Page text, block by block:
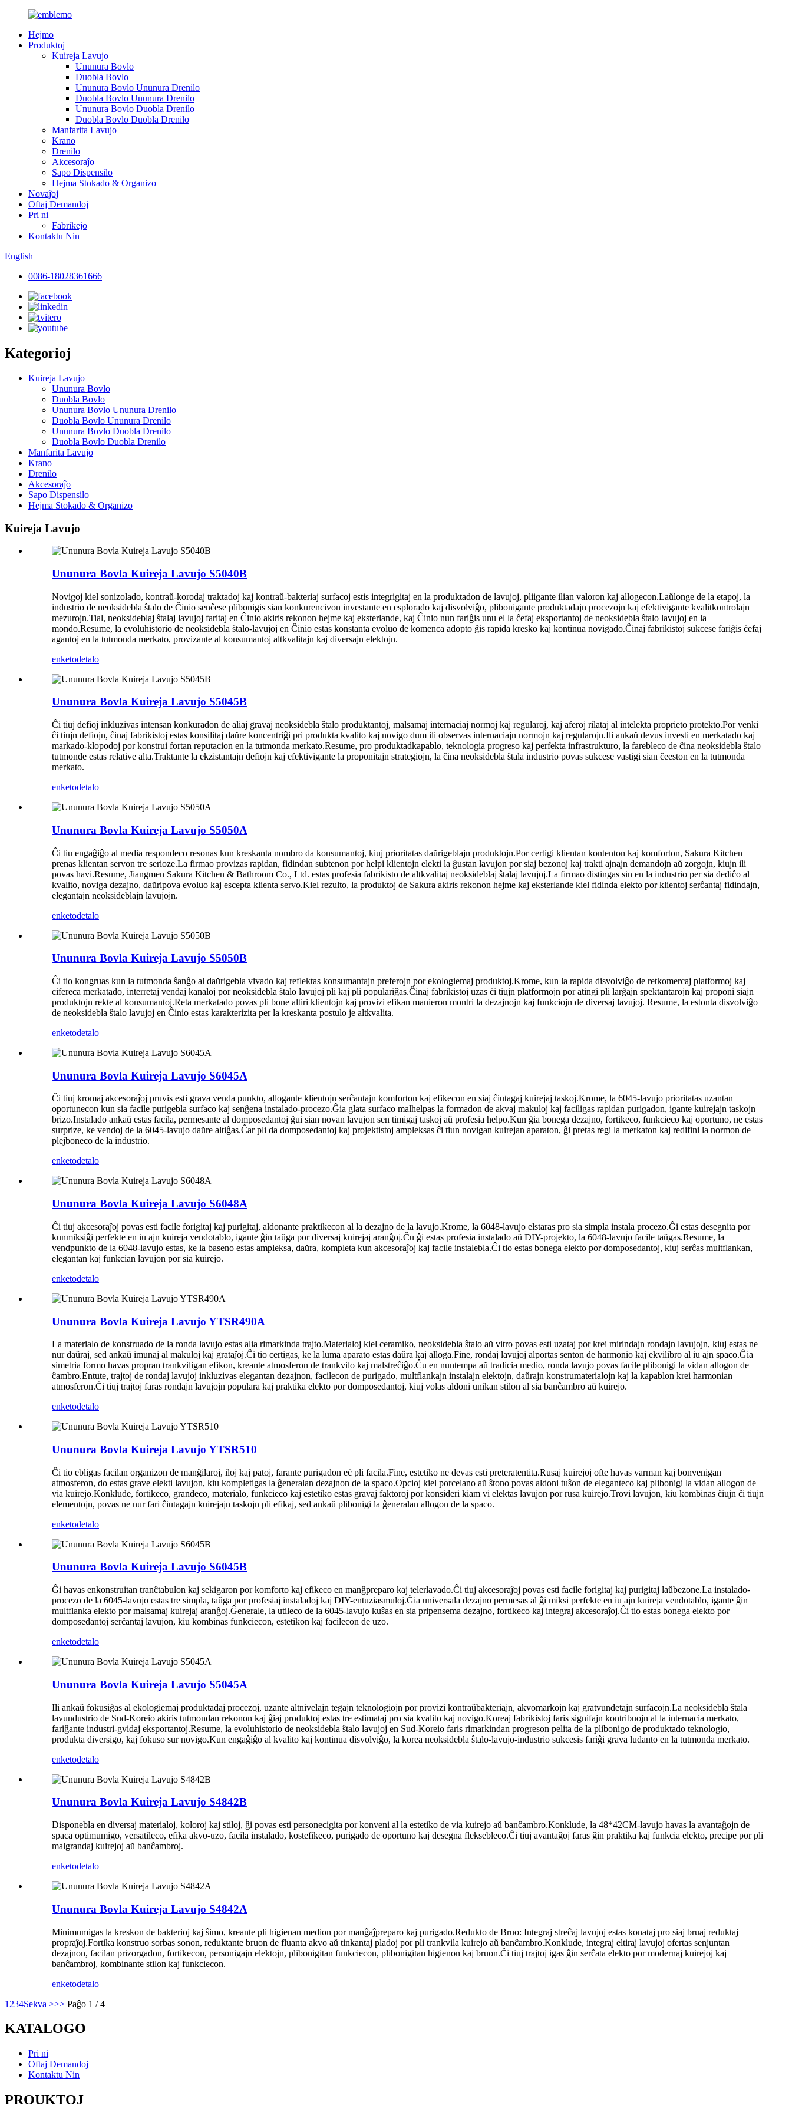
Hejmo
Produktoj
Kuireja Lavujo
Ununura Bovlo
Duobla Bovlo
Ununura Bovlo Ununura Drenilo
Duobla Bovlo Ununura Drenilo
Ununura Bovlo Duobla Drenilo
Duobla Bovlo Duobla Drenilo
Manfarita Lavujo
Krano
Drenilo
Akcesoraĵo
Sapo Dispensilo
Hejma Stokado & Organizo
Novaĵoj
Oftaj Demandoj
Pri ni
Fabrikejo
Kontaktu Nin
English
0086-18028361666
Kategorioj
Kuireja Lavujo
Ununura Bovlo
Duobla Bovlo
Ununura Bovlo Ununura Drenilo
Duobla Bovlo Ununura Drenilo
Ununura Bovlo Duobla Drenilo
Duobla Bovlo Duobla Drenilo
Manfarita Lavujo
Krano
Drenilo
Akcesoraĵo
Sapo Dispensilo
Hejma Stokado & Organizo
Kuireja Lavujo
Ununura Bovla Kuireja Lavujo S5040B
Novigoj kiel sonizolado, kontraŭ-korodaj traktadoj kaj kontraŭ-bakteriaj surfacoj estis integrigitaj en la produktadon de lavujoj, pliigante ilian valoron kaj allogecon.Laŭlonge de la etapoj, la
industrio de neoksidebla ŝtalo de Ĉinio senĉese plibonigis sian konkurencivon investante en esplorado kaj disvolviĝo, plibonigante produktadajn procezojn kaj efektivigante kvalitkontrolajn
mezurojn.Tial, neoksideblaj ŝtalaj lavujoj faritaj en Ĉinio akiris rekonon hejme kaj eksterlande, kaj Ĉinio nun fariĝis unu el la ĉefaj eksportantoj de neoksidebla ŝtalo lavujoj en la
mondo.Resume, la evoluhistorio de neoksidebla ŝtalo-lavujoj en Ĉinio estas konstanta evoluo de komenca adopto ĝis rapida kresko kaj kontinua novigado.Ĉinaj fabrikistoj sukcese fariĝis ĉefaj
agantoj en la tutmonda merkato, provizante al konsumantoj altkvalitajn kaj diversajn elektojn.
enketodetalo
Ununura Bovla Kuireja Lavujo S5045B
Ĉi tiuj defioj inkluzivas intensan konkuradon de aliaj gravaj neoksidebla ŝtalo produktantoj, malsamaj internaciaj normoj kaj regularoj, kaj aferoj rilataj al intelekta proprieto protekto.Por venki
ĉi tiujn defiojn, ĉinaj fabrikistoj estas konsilitaj daŭre koncentriĝi pri produkta kvalito kaj novigo dum ili observas internaciajn normojn kaj regularojn.Ili ankaŭ devus investi en merkatado kaj
markado-klopodoj por konstrui fortan reputacion en la tutmonda merkato.Resume, pro produktadkapablo, teknologia progreso kaj perfekta infrastrukturo, la farebleco de ĉina neoksidebla ŝtalo
tutmonde estas relative alta.Traktante la ekzistantajn defiojn kaj efektivigante la proponitajn strategiojn, la ĉina neoksidebla ŝtala industrio povas sukcese vastigi sian ĉeeston en la tutmonda
merkato.
enketodetalo
Ununura Bovla Kuireja Lavujo S5050A
Ĉi tiu engaĝiĝo al media respondeco resonas kun kreskanta nombro da konsumantoj, kiuj prioritatas daŭrigeblajn produktojn.Por certigi klientan kontenton kaj komforton, Sakura Kitchen
prenas klientan servon tre serioze.La firmao provizas rapidan, fidindan subtenon por helpi klientojn elekti la ĝustan lavujon por siaj bezonoj kaj trakti ajnajn demandojn aŭ zorgojn, kiujn ili
povas havi.Resume, Jiangmen Sakura Kitchen & Bathroom Co., Ltd. estas profesia fabrikisto de altkvalitaj neoksideblaj ŝtalaj lavujoj.La firmao distingas sin en la industrio per sia dediĉo al
kvalito, noviga dezajno, daŭripova evoluo kaj escepta klienta servo.Kiel rezulto, la produktoj de Sakura akiris rekonon hejme kaj eksterlande kiel fidinda elekto por klientoj serĉantaj fidindajn,
elegantajn neoksideblajn lavujojn.
enketodetalo
Ununura Bovla Kuireja Lavujo S5050B
Ĉi tio kongruas kun la tutmonda ŝanĝo al daŭrigebla vivado kaj reflektas konsumantajn preferojn por ekologiemaj produktoj.Krome, kun la rapida disvolviĝo de retkomercaj platformoj kaj
cifereca merkatado, interretaj vendaj kanaloj por neoksidebla ŝtalo lavujoj pli kaj pli populariĝas.Ĉinaj fabrikistoj uzas ĉi tiujn platformojn por atingi pli larĝajn spektantarojn kaj proponi siajn
produktojn rekte al konsumantoj.Reta merkatado povas pli bone altiri klientojn kaj provizi efikan manieron montri la dezajnojn kaj funkciojn de diversaj lavujoj. Resume, la estonta disvolviĝo
de neoksidebla ŝtalo lavujoj en Ĉinio estas karakterizita per la kreskanta postulo je altkvalita.
enketodetalo
Ununura Bovla Kuireja Lavujo S6045A
Ĉi tiuj kromaj akcesoraĵoj pruvis esti grava venda punkto, allogante klientojn serĉantajn komforton kaj efikecon en siaj ĉiutagaj kuirejaj taskoj.Krome, la 6045-lavujo prioritatas uzantan
oportunecon kun sia facile purigebla surfaco kaj senĝena instalado-procezo.Ĝia glata surfaco malhelpas la formadon de akvaj makuloj kaj faciligas rapidan purigadon, igante kuirejajn taskojn
brizo.Instalado ankaŭ estas facila, permesante al domposedantoj ĝui sian novan lavujon sen timigaj taskoj aŭ profesia helpo.Kun ĝia bonega dezajno, fortikeco, funkcieco kaj oportuno, ne estas
surprize, ke vendoj de la 6045-lavujo daŭre altiĝas.Ĉar pli da domposedantoj kaj projektistoj ampleksas ĉi tiun novigan kuirejan aparaton, ĝi pretas regi la merkaton kaj redifini la normon de
plejboneco de la industrio.
enketodetalo
Ununura Bovla Kuireja Lavujo S6048A
Ĉi tiuj akcesoraĵoj povas esti facile forigitaj kaj purigitaj, aldonante praktikecon al la dezajno de la lavujo.Krome, la 6048-lavujo elstaras pro sia simpla instala procezo.Ĝi estas desegnita por
kunmiksiĝi perfekte en iu ajn kuireja vendotablo, igante ĝin taŭga por diversaj kuirejaj aranĝoj.Ĉu ĝi estas profesia instalado aŭ DIY-projekto, la 6048-lavujo facile taŭgas.Resume, la
vendpunkto de la 6048-lavujo estas, ke la baseno estas ampleksa, daŭra, kompleta kun akcesoraĵoj kaj facile instalebla.Ĉi tio estas bonega elekto por domposedantoj, kiuj serĉas multflankan,
elegantan kaj funkcian lavujon por sia kuirejo.
enketodetalo
Ununura Bovla Kuireja Lavujo YTSR490A
La materialo de konstruado de la ronda lavujo estas alia rimarkinda trajto.Materialoj kiel ceramiko, neoksidebla ŝtalo aŭ vitro povas esti uzataj por krei mirindajn rondajn lavujojn, kiuj estas ne
nur daŭraj, sed ankaŭ imunaj al makuloj kaj grataĵoj.Ĉi tio certigas, ke la luma aparato estas daŭra kaj alloga.Fine, rondaj lavujoj alportas senton de harmonio kaj ekvilibro al iu ajn spaco.Ĝia
simetria formo havas propran trankviligan efikon, kreante atmosferon de trankvilo kaj malstreĉiĝo.Ĉu en nuntempa aŭ tradicia medio, ronda lavujo povas facile plibonigi la vidan allogon de
ĉambro.Entute, trajtoj de rondaj lavujoj inkluzivas elegantan dezajnon, facilecon de purigado, multflankajn instalajn elektojn, daŭrajn konstrumaterialojn kaj la kapablon krei harmonian
atmosferon.Ĉi tiuj trajtoj faras rondajn lavujojn populara kaj praktika elekto por domposedantoj, kiuj volas aldoni unikan stilon al sia banĉambro aŭ kuirejo.
enketodetalo
Ununura Bovla Kuireja Lavujo YTSR510
Ĉi tio ebligas facilan organizon de manĝilaroj, iloj kaj patoj, farante purigadon eĉ pli facila.Fine, estetiko ne devas esti preteratentita.Rusaj kuirejoj ofte havas varman kaj bonvenigan
atmosferon, do estas grave elekti lavujon, kiu kompletigas la ĝeneralan dezajnon de la spaco.Opcioj kiel porcelano aŭ ŝtono povas aldoni tuŝon de eleganteco kaj plibonigi la vidan allogon de
via kuirejo.Konklude, fortikeco, grandeco, materialo, funkcieco kaj estetiko estas gravaj faktoroj por konsideri kiam vi elektas lavujon por rusa kuirejo.Trovi lavujon, kiu kombinas ĉiujn ĉi tiujn
elementojn, povas ne nur fari ĉiutagajn kuirejajn taskojn pli efikaj, sed ankaŭ plibonigi la ĝeneralan allogon de la spaco.
enketodetalo
Ununura Bovla Kuireja Lavujo S6045B
Ĝi havas enkonstruitan tranĉtabulon kaj sekigaron por komforto kaj efikeco en manĝpreparo kaj telerlavado.Ĉi tiuj akcesoraĵoj povas esti facile forigitaj kaj purigitaj laŭbezone.La instalado-
procezo de la 6045-lavujo estas tre simpla, taŭga por profesiaj instaladoj kaj DIY-entuziasmuloj.Ĝia universala dezajno permesas al ĝi miksi perfekte en iu ajn kuireja vendotablo, igante ĝin
multflanka elekto por malsamaj kuirejaj aranĝoj.Ĝenerale, la utileco de la 6045-lavujo kuŝas en sia pripensema dezajno, fortikeco kaj integraj akcesoraĵoj.Ĉi tio estas bonega elekto por
domposedantoj serĉantaj lavujon, kiu kombinas funkciecon, estetikon kaj facilecon de uzo.
enketodetalo
Ununura Bovla Kuireja Lavujo S5045A
Ili ankaŭ fokusiĝas al ekologiemaj produktadaj procezoj, uzante altnivelajn tegajn teknologiojn por provizi kontraŭbakteriajn, akvomarkojn kaj gratvundetajn surfacojn.La neoksidebla ŝtala
lavundustrio de Sud-Koreio akiris tutmondan rekonon kaj ĝiaj produktoj estas tre estimataj pro sia kvalito kaj novigo.Koreaj fabrikistoj faris signifajn kontribuojn al la internacia merkato,
fariĝante industri-gvidaj eksportantoj.Resume, la evoluhistorio de neoksidebla ŝtalo lavujoj en Sud-Koreio faris rimarkindan progreson pelita de la plibonigo de produktado teknologio,
produkta diversigo, kaj fokuso sur novigo.Kun engaĝiĝo al kvalito kaj kontinua disvolviĝo, la korea neoksidebla ŝtalo-lavujo-industrio sukcesis fariĝi grava ludanto en la tutmonda merkato.
enketodetalo
Ununura Bovla Kuireja Lavujo S4842B
Disponebla en diversaj materialoj, koloroj kaj stiloj, ĝi povas esti personecigita por konveni al la estetiko de via kuirejo aŭ banĉambro.Konklude, la 48*42CM-lavujo havas la avantaĝojn de
spaca optimumigo, versatileco, efika akvo-uzo, facila instalado, kostefikeco, purigado de oportuno kaj desegna fleksebleco.Ĉi tiuj avantaĝoj faras ĝin praktika kaj funkcia elekto, precipe por pli
malgrandaj kuirejoj aŭ banĉambroj.
enketodetalo
Ununura Bovla Kuireja Lavujo S4842A
Minimumigas la kreskon de bakterioj kaj ŝimo, kreante pli higienan medion por manĝaĵpreparo kaj purigado.Redukto de Bruo: Integraj streĉaj lavujoj estas konataj pro siaj bruaj reduktaj
propraĵoj.Fortika konstruo sorbas sonon, reduktante bruon de fluanta akvo aŭ tinkantaj pladoj por pli trankvila kuirejo aŭ banĉambro.Konklude, integraj eltiraj lavujoj ofertas senjuntan
dezajnon, facilan prizorgadon, fortikecon, personigajn elektojn, plibonigitan funkciecon, plibonigitan higienon kaj bruon.Ĉi tiuj trajtoj igas ĝin serĉata elekto por modernaj kuirejoj kaj
banĉambroj, kombinante stilon kaj funkciecon.
enketodetalo
1 234Sekva >>> Paĝo 1 / 4
KATALOGO
Pri ni
Oftaj Demandoj
Kontaktu Nin
PROUKTOJ